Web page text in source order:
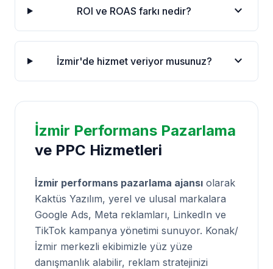
ROI ve ROAS farkı nedir? expand_more
İzmir'de hizmet veriyor musunuz? expand_more
İzmir Performans Pazarlama
ve PPC Hizmetleri
İzmir performans pazarlama ajansı olarak
Kaktüs Yazılım, yerel ve ulusal markalara
Google Ads, Meta reklamları, LinkedIn ve
TikTok kampanya yönetimi sunuyor. Konak/
İzmir merkezli ekibimizle yüz yüze
danışmanlık alabilir, reklam stratejinizi